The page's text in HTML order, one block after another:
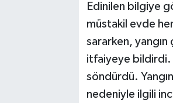
Edinilen bilgiye
müstakil evde
sararken, yangın
itfaiyeye bildirdi.
söndürdü.
nedeniyle ilgili